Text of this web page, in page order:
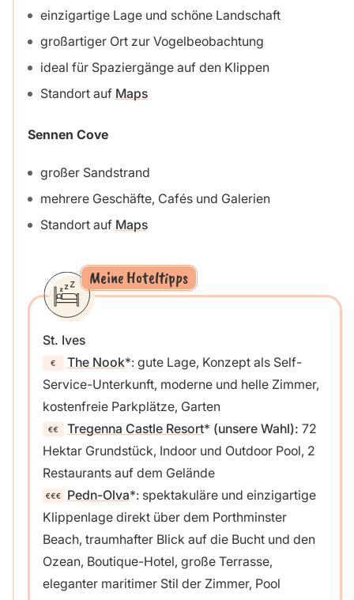
einzigartige Lage und schöne Landschaft
großartiger Ort zur Vogelbeobachtung
ideal für Spaziergänge auf den Klippen
Standort auf Maps
Sennen Cove
großer Sandstrand
mehrere Geschäfte, Cafés und Galerien
Standort auf Maps
Meine Hoteltipps
St. Ives
The Nook : gute Lage, Konzept als Self-
Service-Unterkunft, moderne und helle Zimmer,
kostenfreie Parkplätze, Garten
Tregenna Castle Resort
(unsere Wahl): 72
Hektar Grundstück, Indoor und Outdoor Pool, 2
Restaurants auf dem Gelände
Pedn-Olva : spektakuläre und einzigartige
Klippenlage direkt über dem Porthminster
Beach, traumhafter Blick auf die Bucht und den
Ozean, Boutique-Hotel, große Terrasse,
eleganter maritimer Stil der Zimmer, Pool